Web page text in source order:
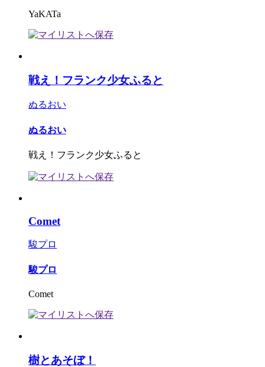
YaKATa
戦え！フランク少女ふると
ぬるおい
ぬるおい
戦え！フランク少女ふると
Comet
駿プロ
駿プロ
Comet
樹とあそぼ！